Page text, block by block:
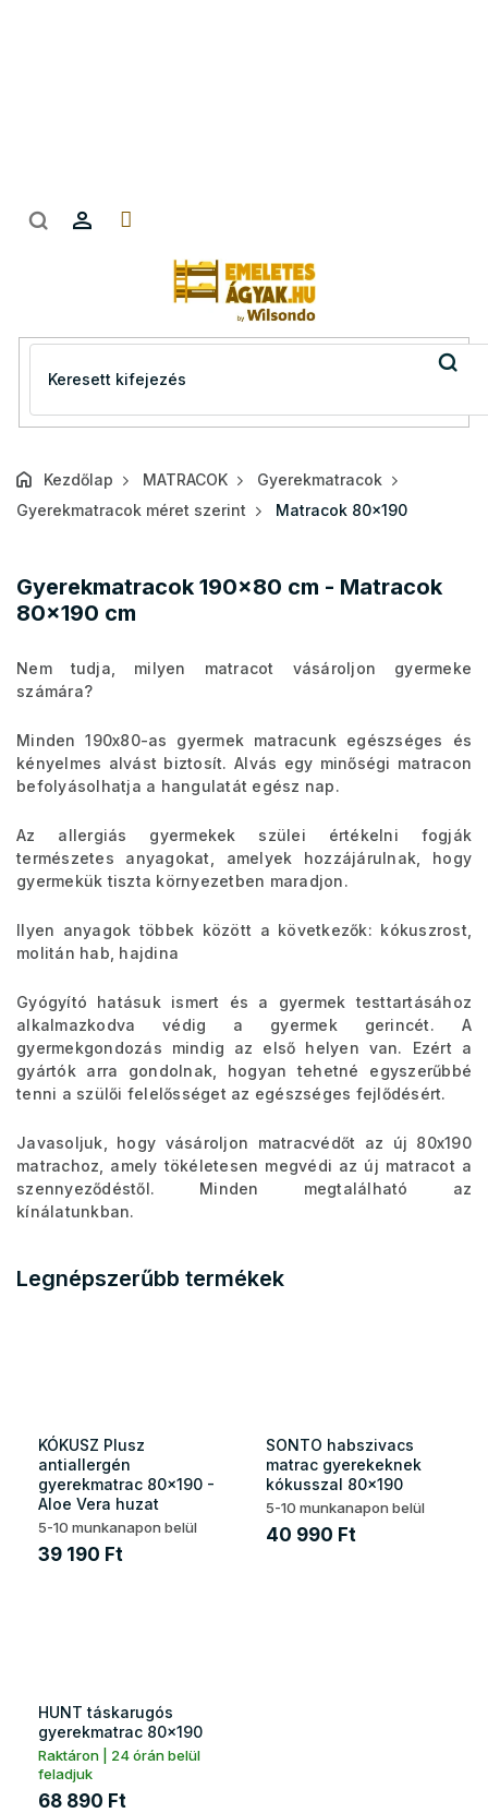
Kezdőlap MATRACOK
Gyerekmatracok
Gyerekmatracok méret szerint
Matracok 80x190
Gyerekmatracok 190x80 cm - Matracok
80x190 cm
Nem tudja, milyen matracot vásároljon gyermeke
számára?
Minden 190x80-as gyermek matracunk egészséges és
kényelmes alvást biztosít. Alvás egy minőségi matracon
befolyásolhatja a hangulatát egész nap.
Az allergiás gyermekek szülei értékelni fogják
természetes anyagokat, amelyek hozzájárulnak, hogy
gyermekük tiszta környezetben maradjon.
Ilyen anyagok többek között a következők: kókuszrost,
molitán hab, hajdina
Gyógyító hatásuk ismert és a gyermek testtartásához
alkalmazkodva védig a gyermek gerincét. A
gyermekgondozás mindig az első helyen van. Ezért a
gyártók arra gondolnak, hogyan tehetné egyszerűbbé
tenni a szülői felelősséget az egészséges fejlődésért.
Javasoljuk, hogy vásároljon matracvédőt az új 80x190
matrachoz, amely tökéletesen megvédi az új matracot a
szennyeződéstől. Minden megtalálható az
kínálatunkban.
Legnépszerűbb termékek
KÓKUSZ Plusz
antiallergén
gyerekmatrac 80x190 -
Aloe Vera huzat
5-10 munkanapon belül
39 190 Ft
SONTO habszivacs
matrac gyerekeknek
kókusszal 80x190
5-10 munkanapon belül
40 990 Ft
HUNT táskarugós
gyerekmatrac 80x190
Raktáron | 24 órán belül
feladjuk
68 890 Ft